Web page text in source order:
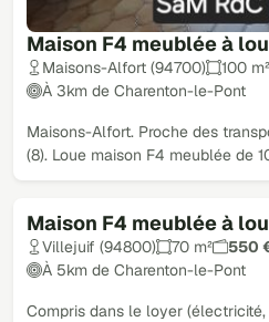
Maison F4 meublée à
Maisons-Alfort (94700) 100 m²
À 3km de Charenton-le-Pont
Maisons-Alfort. Proche des
(8). Loue maison F4 meublée de
Maison F4 meublée à
Loué
Villejuif (94800) 70 m²
550
À 5km de Charenton-le-Pont
Compris dans le loyer